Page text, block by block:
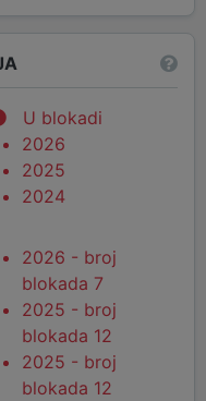
U blokadi
2026
2025
2024
2026 - broj
blokada 7
2025 - broj
blokada 12
2025 - broj
blokada 12